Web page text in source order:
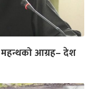
महन्थको आग्रह– देश